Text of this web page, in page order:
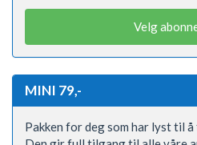
Velg
MINI 79,-
Pakken for deg som har lyst til